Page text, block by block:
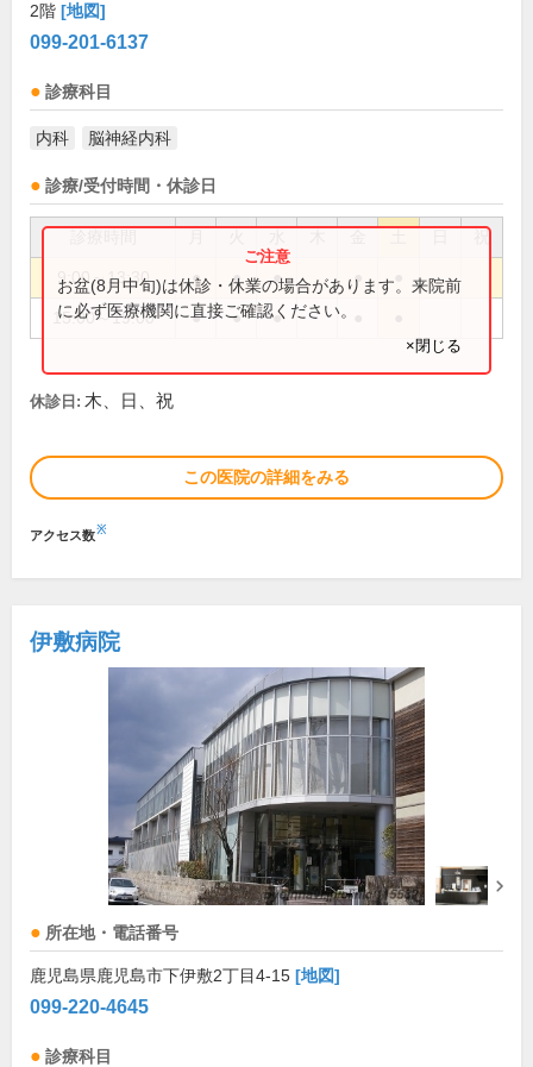
2階 [地図]
099-201-6137
診療科目
内科 脳神経内科
診療/受付時間・休診日
祝
9:00～13:30 ● ● ● ●
15:00～19:00 ● ● ●
お盆(8月中旬)は休診・休業の場合があります。来院前
に必ず医療機関に直接ご確認ください。
×閉じる
休診日: 木、日、祝
この医院の詳細をみる
アクセス数※
伊敷病院
所在地・電話番号
鹿児島県鹿児島市下伊敷2丁目4-15 [地図]
099-220-4645
診療科目